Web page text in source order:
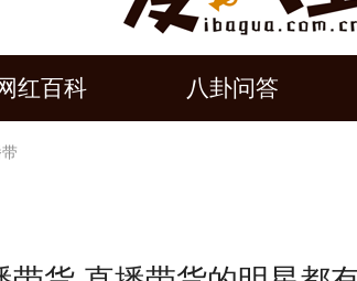
红百科 八卦问答